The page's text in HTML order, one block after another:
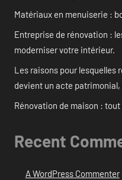
Matériaux en menuiserie :
Entreprise de rénovation :
moderniser votre intérieur.
Les raisons pour lesquelles
devient un acte
Rénovation de maison : tout
Recent
A WordPress Commenter